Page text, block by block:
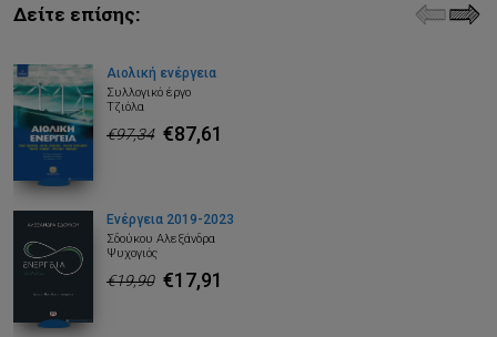
Δείτε επίσης:
Αιολική ενέργεια
Συλλογικό έργο
Τζιόλα
€97,34 €87,61
Ενέργεια 2019-2023
Σδούκου Αλεξάνδρα
Ψυχογιός
€19,90 €17,91